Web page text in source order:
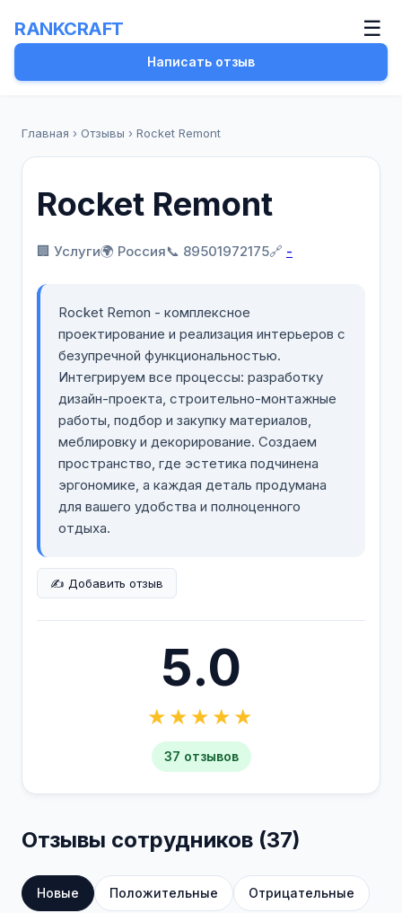
RANKCRAFT ☰
Написать отзыв
Главная › Отзывы › Rocket Remont
Rocket Remont
🏢 Услуги🌍 Россия📞 89501972175🔗 -
Rocket Remon - комплексное
проектирование и реализация интерьеров с
безупречной функциональностью.
Интегрируем все процессы: разработку
дизайн-проекта, строительно-монтажные
работы, подбор и закупку материалов,
меблировку и декорирование. Создаем
пространство, где эстетика подчинена
эргономике, а каждая деталь продумана
для вашего удобства и полноценного
отдыха.
✍️ Добавить отзыв
5.0
★★★★★
37 отзывов
Отзывы сотрудников (37)
Новые Положительные Отрицательные